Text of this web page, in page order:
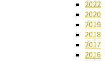
2022
2020
2019
2018
2017
2016